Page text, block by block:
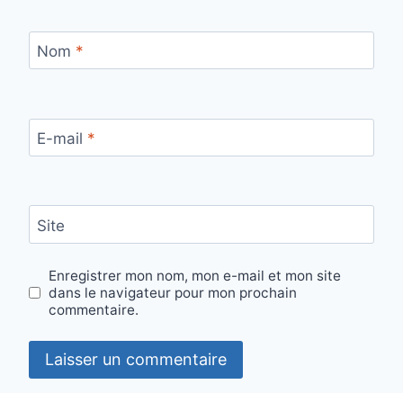
Nom *
E-mail *
Site
Enregistrer mon nom, mon e-mail et mon site
dans le navigateur pour mon prochain
commentaire.